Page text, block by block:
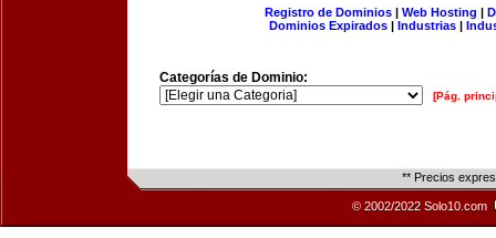
Registro de Dominios| Web Hosting |
Dominios Expirados | Industrias |
Categorías de Dominio:
[Pág.
** Precios
© 2002/2022 Solo10.com